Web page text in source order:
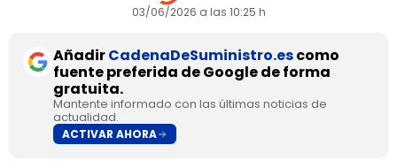
03/06/2026 a las 10:25 h
AñadirCadenaDeSuministro.escomo
fuente preferida de Google de forma
gratuita.
Mantente informado con las últimas noticias de
actualidad.
ACTIVAR AHORA